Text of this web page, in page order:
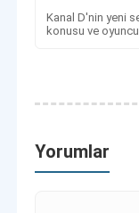
Kanal D'nin yeni
konusu ve
Yorumlar